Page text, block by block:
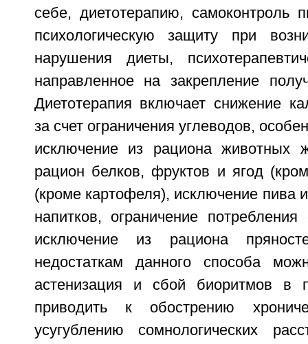
себе, диетотерапию, самоконтроль
психологическую защиту при
нарушения диеты,
направленное на закрепление
Диетотерапия включает снижение
за счет ограничения углеводов,
исключение из рациона животных
рацион белков, фруктов и ягод
(кроме картофеля), исключение пива
напитков, ограничение
исключение из рациона
недостаткам данного способа
астенизация и сбой биоритмов в
приводить к обострению
усугублению сомнологических